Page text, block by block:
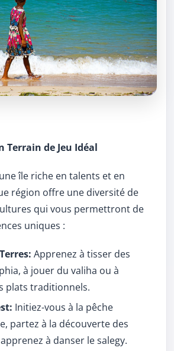
Terrain de Jeu Idéal
île riche en talents et en
région offre une diversité de
qui vous permettront de
uniques :
Apprenez à tisser des
à jouer du valiha ou à
plats traditionnels.
Initiez-vous à la pêche
partez à la découverte des
à danser le salegy.